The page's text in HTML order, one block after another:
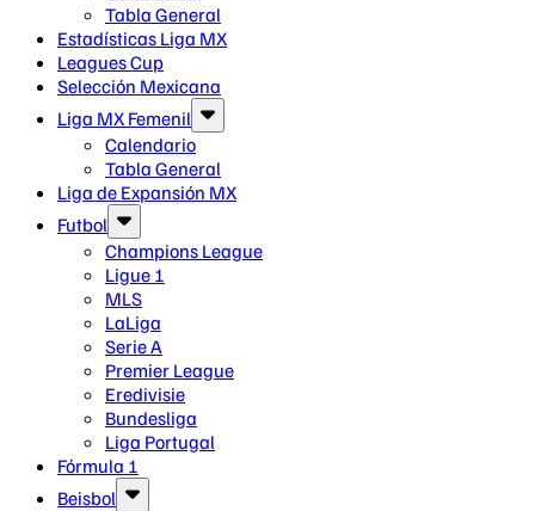
Tabla General
Estadísticas Liga MX
Leagues Cup
Selección Mexicana
Liga MX Femenil
Calendario
Tabla General
Liga de Expansión MX
Futbol
Champions League
Ligue 1
MLS
LaLiga
Serie A
Premier League
Eredivisie
Bundesliga
Liga Portugal
Fórmula 1
Beisbol